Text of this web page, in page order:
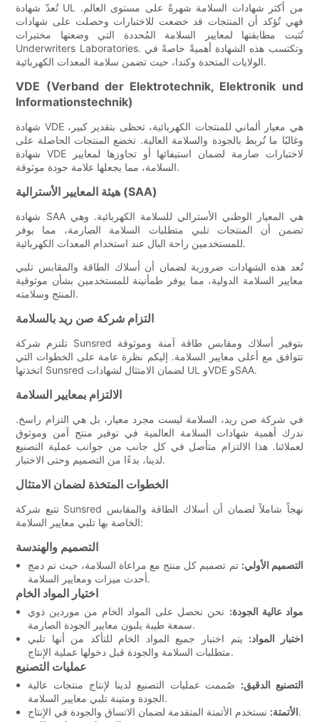
تُعدّ شهادة UL من أكثر شهادات السلامة شهرةً على مستوى العالم.
فهي تُؤكد أن المنتجات قد خضعت للاختبارات وحصلت على شهادات
تُثبت مطابقتها لمعايير السلامة المُحددة التي وضعتها مختبرات
Underwriters Laboratories. وتكتسب هذه الشهادة أهميةً خاصةً في
الولايات المتحدة وكندا، حيث تضمن سلامة المعدات الكهربائية.
VDE (Verband der Elektrotechnik, Elektronik und
Informationstechnik)
شهادة VDE هي معيار ألماني للمنتجات الكهربائية، تحظى بتقدير كبير،
وغالبًا ما تُربط بالجودة والسلامة العالية. تخضع المنتجات الحاصلة على
شهادة VDE لاختبارات صارمة لضمان استيفائها أو تجاوزها لمعايير
السلامة، مما يجعلها علامة جودة موثوقة.
هيئة المعايير الأسترالية (SAA)
شهادة SAA هي المعيار الوطني الأسترالي للسلامة الكهربائية. وهي
تضمن أن المنتجات تلبي متطلبات السلامة الصارمة، مما يوفر
للمستخدمين راحة البال عند استخدام المعدات الكهربائية.
تُعد هذه الشهادات ضرورية لضمان أن أسلاك الطاقة والمقابس تلبي
معايير السلامة الدولية، مما يوفر طمأنينة للمستخدمين بشأن موثوقية
المنتج وسلامته.
التزام شركة صن ريد بالسلامة
تلتزم شركة Sunsred بتوفير أسلاك ومقابس طاقة آمنة وموثوقة
تتوافق مع أعلى معايير السلامة. إليكم نظرة عامة على الخطوات التي
اتخذتها Sunsred لضمان الامتثال لشهادات UL وVDE وSAA.
الالتزام بمعايير السلامة
في شركة صن ريد، السلامة ليست مجرد معيار، بل هي التزام راسخ.
ندرك أهمية شهادات السلامة العالمية في توفير منتج آمن وموثوق
لعملائنا. هذا الالتزام متأصل في كل جانب من جوانب عملية التصنيع
لدينا، بدءًا من التصميم وحتى الاختبار.
الخطوات المتخذة لضمان الامتثال
تتبع شركة Sunsred نهجاً شاملاً لضمان أن أسلاك الطاقة والمقابس
الخاصة بها تلبي معايير السلامة:
التصميم والهندسة
التصميم الأولي: تم تصميم كل منتج مع مراعاة السلامة، حيث تم دمج
أحدث ميزات ومعايير السلامة.
اختيار المواد الخام
مواد عالية الجودة: نحن نحصل على المواد الخام من موردين ذوي
سمعة طيبة يلبون معايير الجودة الصارمة.
اختبار المواد: يتم اختبار جميع المواد الخام للتأكد من أنها تلبي
متطلبات السلامة والجودة قبل دخولها عملية الإنتاج.
عمليات التصنيع
التصنيع الدقيق: صُممت عمليات التصنيع لدينا لإنتاج منتجات عالية
الجودة ومتينة تلبي معايير السلامة.
الأتمتة:نستخدم الأتمتة المتقدمة لضمان الاتساق والجودة في الإنتاج.